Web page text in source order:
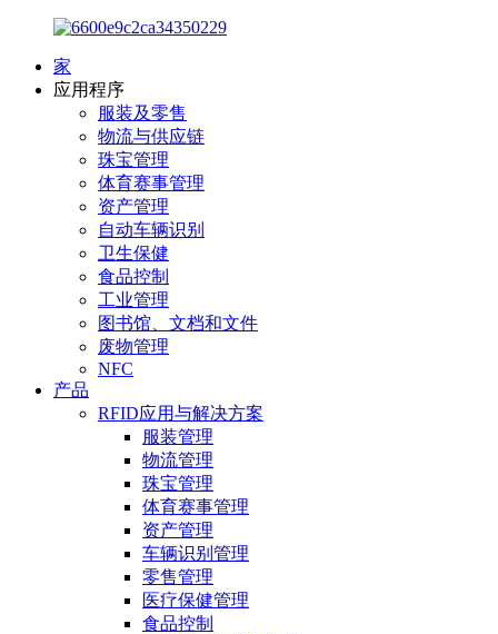
家
应用程序
服装及零售
物流与供应链
珠宝管理
体育赛事管理
资产管理
自动车辆识别
卫生保健
食品控制
工业管理
图书馆、文档和文件
废物管理
NFC
产品
RFID应用与解决方案
服装管理
物流管理
珠宝管理
体育赛事管理
资产管理
车辆识别管理
零售管理
医疗保健管理
食品控制